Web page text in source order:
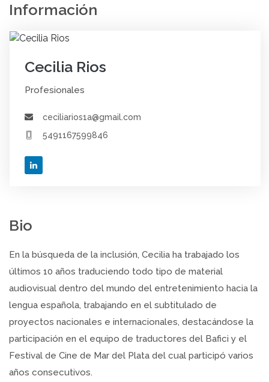
Información
Cecilia Rios
Profesionales
ceciliarios1a@gmail.com
5491167599846
Bio
En la búsqueda de la inclusión, Cecilia ha trabajado los
últimos 10 años traduciendo todo tipo de material
audiovisual dentro del mundo del entretenimiento hacia la
lengua española, trabajando en el subtitulado de
proyectos nacionales e internacionales, destacándose la
participación en el equipo de traductores del Bafici y el
Festival de Cine de Mar del Plata del cual participó varios
años consecutivos.